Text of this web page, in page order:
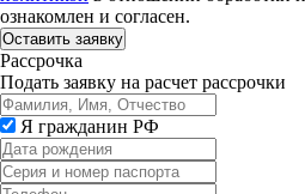
ознакомлен и согласен.
Рассрочка
Подать заявку на расчет рассрочки
Я гражданин РФ